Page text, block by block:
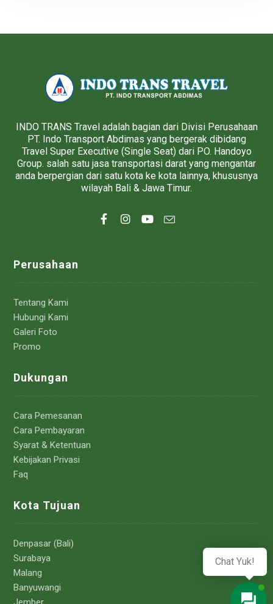
INDO TRANS Travel adalah bagian dari Divisi Perusahaan
PT. Indo Transport Abdimas yang bergerak dibidang
Travel Super Executive (Single Seat) dari PO. Handoyo
Group. salah satu jasa transportasi darat yang mengantar
anda berpergian dari satu kota ke kota lainnya, khususnya
wilayah Bali & Jawa Timur.
Perusahaan
Tentang Kami
Hubungi Kami
Galeri Foto
Promo
Dukungan
Cara Pemesanan
Cara Pembayaran
Syarat & Ketentuan
Kebijakan Privasi
Faq
Kota Tujuan
Denpasar (Bali)
Surabaya
Malang
Banyuwangi
Chat Yuk!